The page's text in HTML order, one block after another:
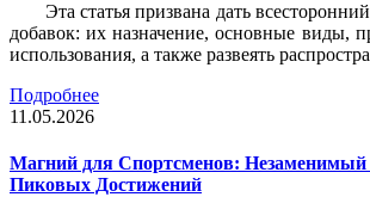
Эта статья призвана дать
добавок: их назначение, основные виды,
использования, а также развеять
Подробнее
11.05.2026
Магний для Спортсменов:
Пиковых Достижений